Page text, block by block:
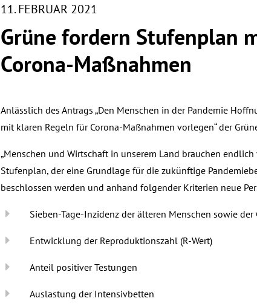
11. FEBRUAR 2021
Grüne fordern Stufenplan
Corona-Maßnahmen
Anlässlich des Antrags „Den Menschen in der Pandemie
mit klaren Regeln für Corona-Maßnahmen vorlegen“ der
„Menschen und Wirtschaft in unserem Land brauchen
Stufenplan, der eine Grundlage für die zukünftige
beschlossen werden und anhand folgender Kriterien neue
Sieben-Tage-Inzidenz der älteren Menschen sowie
Entwicklung der Reproduktionszahl (R-Wert)
Anteil positiver Testungen
Auslastung der Intensivbetten